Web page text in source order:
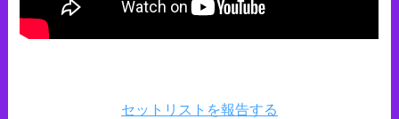
セットリストを報告する